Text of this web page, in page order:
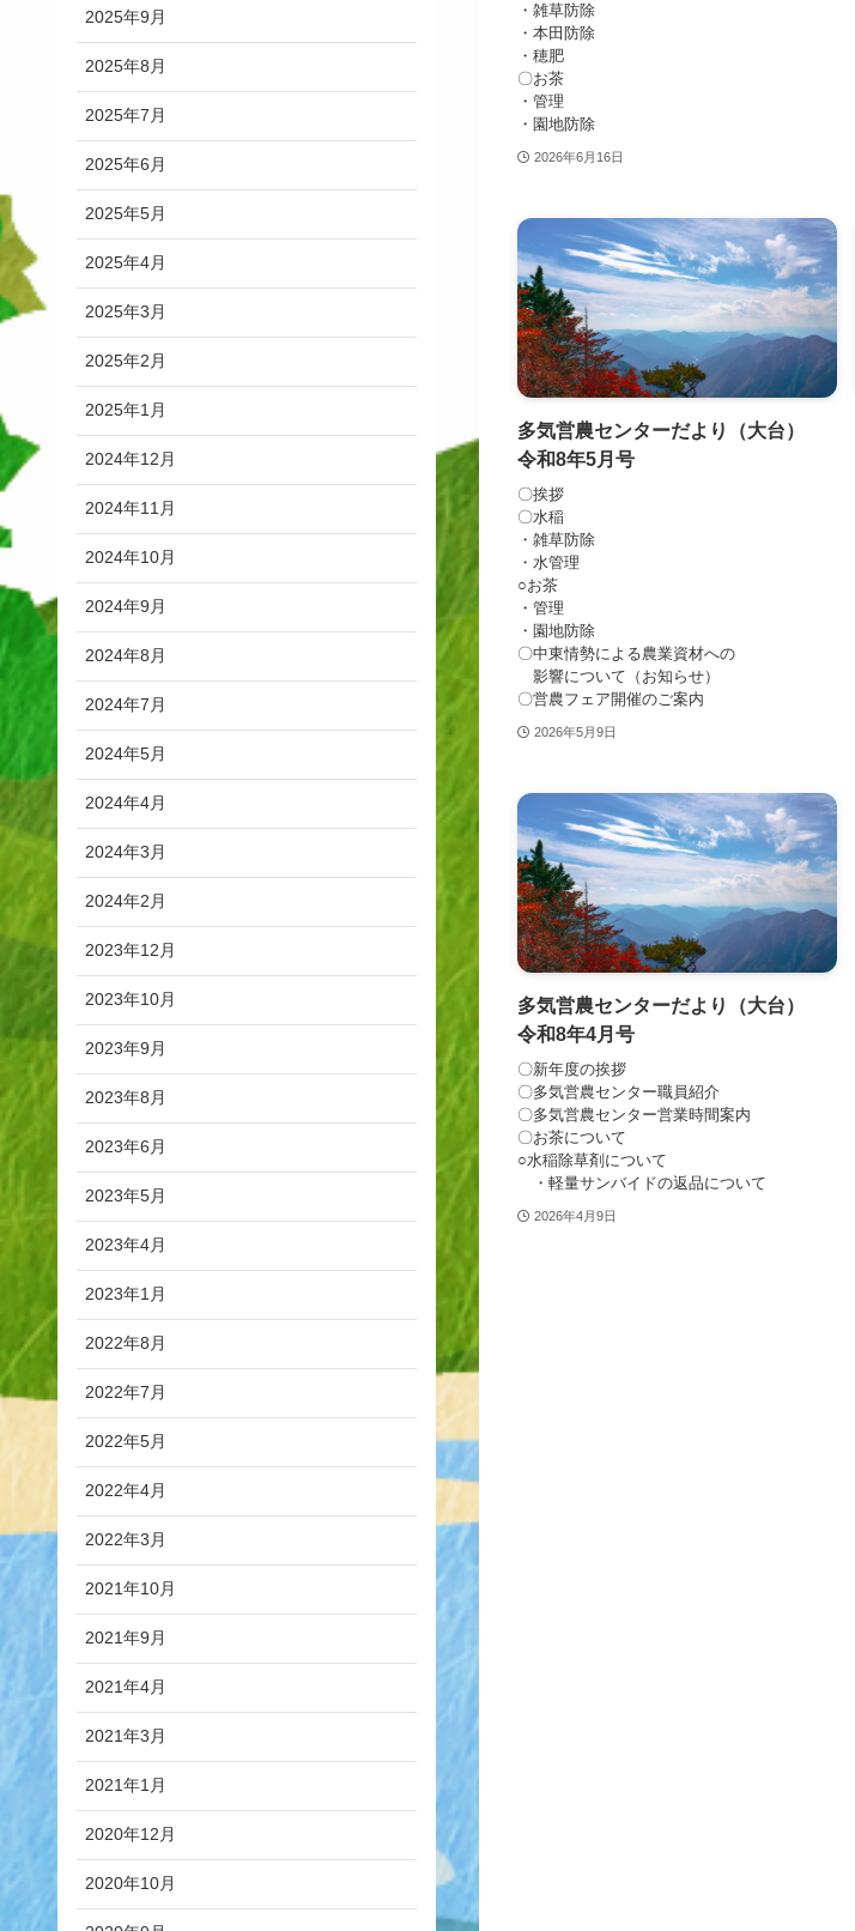
・雑草防除
・本田防除
・穂肥
〇お茶
・管理
・園地防除
2026年6月16日
多気営農センターだより（大台）
令和8年5月号
〇挨拶
〇水稲
・雑草防除
・水管理
○お茶
・管理
・園地防除
〇中東情勢による農業資材への
影響について（お知らせ）
〇営農フェア開催のご案内
2026年5月9日
多気営農センターだより（大台）
令和8年4月号
〇新年度の挨拶
〇多気営農センター職員紹介
〇多気営農センター営業時間案内
〇お茶について
○水稲除草剤について
・軽量サンバイドの返品について
2026年4月9日
2025年9月
2025年8月
2025年7月
2025年6月
2025年5月
2025年4月
2025年3月
2025年2月
2025年1月
2024年12月
2024年11月
2024年10月
2024年9月
2024年8月
2024年7月
2024年5月
2024年4月
2024年3月
2024年2月
2023年12月
2023年10月
2023年9月
2023年8月
2023年6月
2023年5月
2023年4月
2023年1月
2022年8月
2022年7月
2022年5月
2022年4月
2022年3月
2021年10月
2021年9月
2021年4月
2021年3月
2021年1月
2020年12月
2020年10月